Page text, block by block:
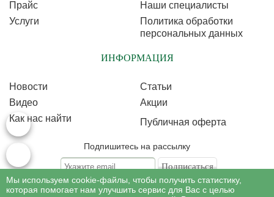
Прайс
Наши специалисты
Услуги
Политика обработки
персональных данных
ИНФОРМАЦИЯ
Новости
Статьи
Видео
Акции
Как нас найти
Публичная оферта
Подпишитесь на рассылку
Подписываясь на рассылку, Вы соглашаетесь c условиями политикиобработки
Мы используем cookie-файлы, чтобы получить статистику,
которая помогает нам улучшить сервис для Вас с целью